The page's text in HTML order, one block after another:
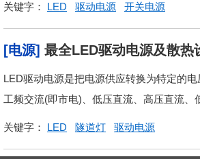
关键字： LED 驱动电源 开关电源
[电源] 最全LED驱动电源及散热
LED驱动电源是把电源供应转换为特定的
工频交流(即市电)、低压直流、高压直流
关键字： LED 隧道灯 驱动电源